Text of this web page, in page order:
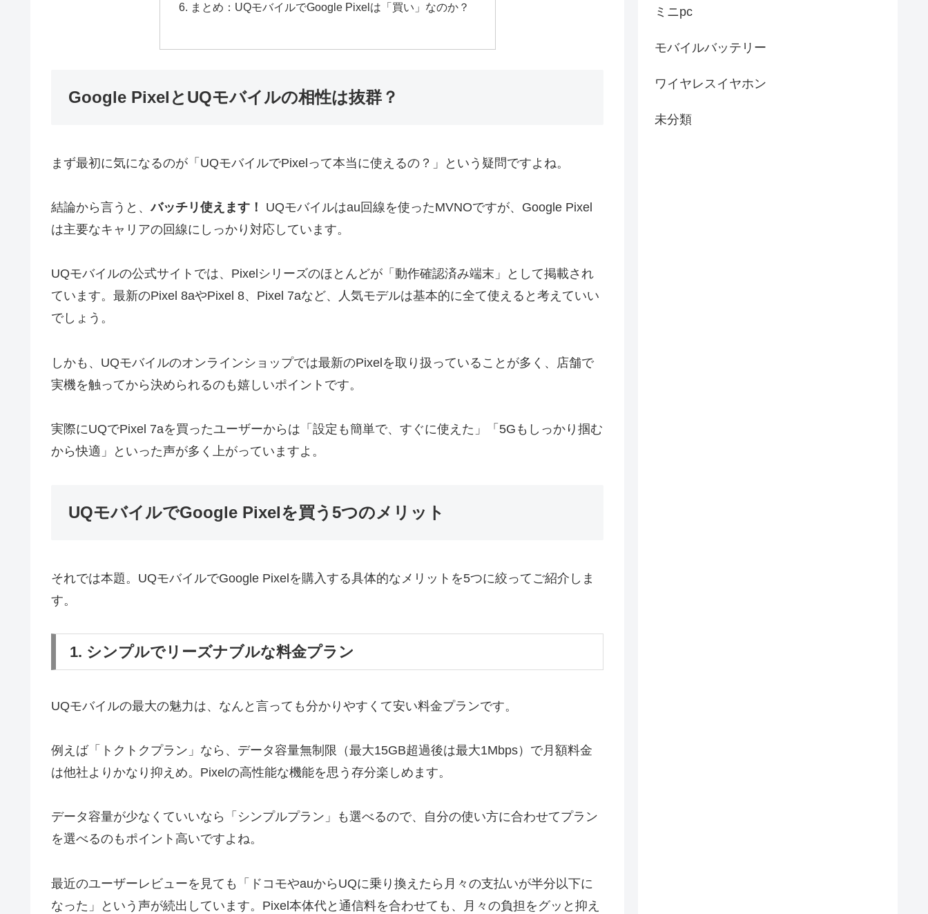
まとめ：UQモバイルでGoogle Pixelは「買い」なのか？
Google PixelとUQモバイルの相性は抜群？
まず最初に気になるのが「UQモバイルでPixelって本当に使えるの？」という疑問ですよね。
結論から言うと、バッチリ使えます！
UQモバイルはau回線を使ったMVNOですが、Google Pixel
は主要なキャリアの回線にしっかり対応しています。
UQモバイルの公式サイトでは、Pixelシリーズのほとんどが「動作確認済み端末」として掲載され
ています。最新のPixel 8aやPixel 8、Pixel 7aなど、人気モデルは基本的に全て使えると考えていい
でしょう。
しかも、UQモバイルのオンラインショップでは最新のPixelを取り扱っていることが多く、店舗で
実機を触ってから決められるのも嬉しいポイントです。
実際にUQでPixel 7aを買ったユーザーからは「設定も簡単で、すぐに使えた」「5Gもしっかり掴む
から快適」といった声が多く上がっていますよ。
UQモバイルでGoogle Pixelを買う5つのメリット
それでは本題。UQモバイルでGoogle Pixelを購入する具体的なメリットを5つに絞ってご紹介しま
す。
1. シンプルでリーズナブルな料金プラン
UQモバイルの最大の魅力は、なんと言っても分かりやすくて安い料金プランです。
例えば「トクトクプラン」なら、データ容量無制限（最大15GB超過後は最大1Mbps）で月額料金
は他社よりかなり抑えめ。Pixelの高性能な機能を思う存分楽しめます。
データ容量が少なくていいなら「シンプルプラン」も選べるので、自分の使い方に合わせてプラン
を選べるのもポイント高いですよね。
最近のユーザーレビューを見ても「ドコモやauからUQに乗り換えたら月々の支払いが半分以下に
なった」という声が続出しています。Pixel本体代と通信料を合わせても、月々の負担をグッと抑え
ミニpc
モバイルバッテリー
ワイヤレスイヤホン
未分類